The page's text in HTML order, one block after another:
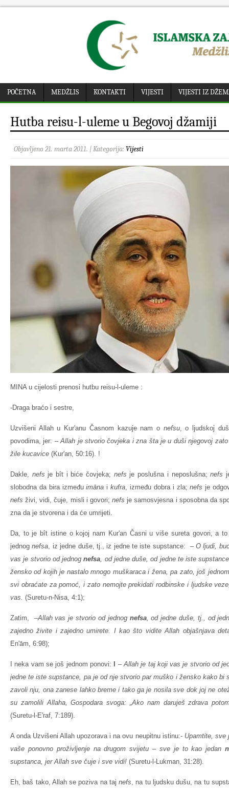
POČETNA MEDŽLIS KONTAKTI VIJESTI VIJESTI IZ
Hutba reisu-l-uleme u Begovoj džamiji
Objavljeno 21. marta 2011. | Kategorija: Vijesti
MINA u cijelosti prenosi hutbu reisu-l-uleme :
-Draga braćo i sestre,
Uzvišeni Allah u Kur'anu Časnom kazuje nam o nefsu, o ljudskoj
povodima, jer: –Allah je stvorio čovjeka i zna šta je u duši njegovoj
žile kucavice (Kur'an, 50:16). !
Dakle, nefs je bît i biće čovjeka; nefs je poslušna i neposlušna;nefs
slobodna da bira izmeđuimāna ikufra , između dobra i zla;nefs je
nefs živi, vidi, čuje, misli i govori;nefs je samosvjesna i sposobna da
zna da je stvorena i da će umrijeti.
Da, to je bît istine o kojoj nam Kur'an Časni u više sureta govori, a
jednognefsa , iz jedne duše, tj., iz jedne te iste supstance: – O ljudi,
vas je stvorio od jednognefsa , od jedne duše, od jedne te iste
žensko od kojih je nastalo mnogo muškaraca i žena, pa zato, još
svi obraćate za pomoć, i zato nemojte prekidati rodbinske i ljudske
vas. (Suretu-n-Nisa, 4:1);
Zatim, –Allah vas je stvorio od jednog nefsa, od jedne duše, tj., od
zajednoživite i zajedno umirete. I kao što vidite Allah objašnjava
En'ām, 6:98);
I neka vam se još jednom ponovi: – Allah je taj koji vas je stvorio od
jedne te iste supstance, pa je od nje stvorio par muško i žensko kako bi
zavoli nju, ona zanese lahko breme i tako ga je nosila sve dok joj ne
su zamolili Allaha, Gospodara svoga: „Ako nam daruješ zdrava
(Suretu-l-E'raf, 7:189).
A onda Uzvišeni Allah upozorava i na ovu neupitnu istinu:- Upamtite, sve
vaše ponovno proživljenje na drugom svijetu – sve je to kao jedan
supstanca, jer Allah sve čuje i sve vidi! (Suretu-l-Lukman, 31:28).
Eh, baš tako, Allah se poziva na tajnefs , na tu ljudsku dušu, na tu